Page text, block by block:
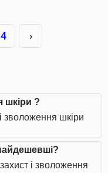
4 ›
шкіри ?
зволоження шкіри
і зволоження